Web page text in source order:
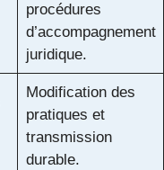
procédures
d’accompagnement
juridique.
Modification des
pratiques et
transmission
durable.